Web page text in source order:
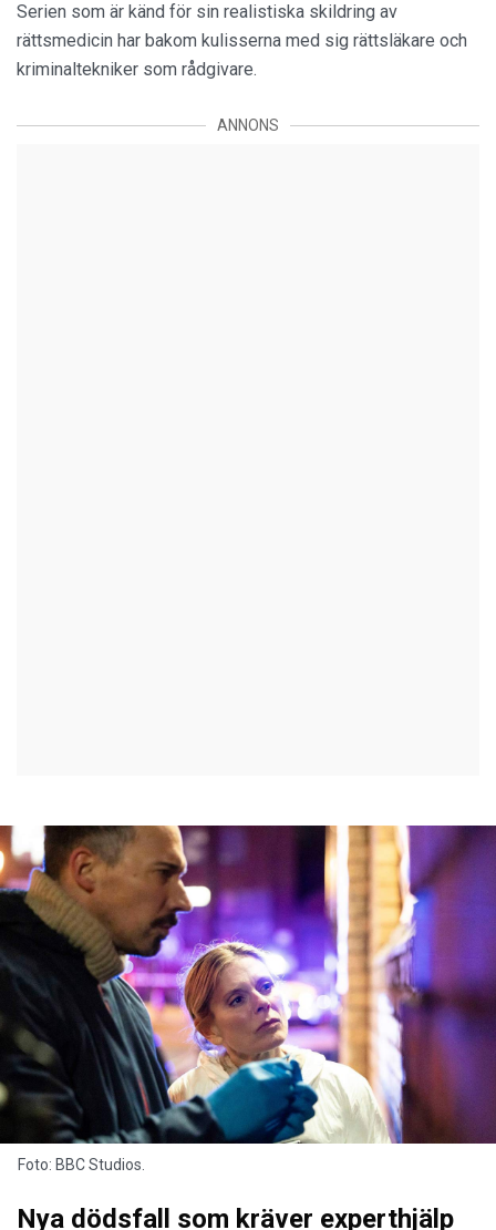
Serien som är känd för sin realistiska skildring av
rättsmedicin har bakom kulisserna med sig rättsläkare och
kriminaltekniker som rådgivare.
ANNONS
Foto: BBC Studios.
Nya dödsfall som kräver experthjälp